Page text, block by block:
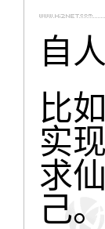
自
比
实
求
己。